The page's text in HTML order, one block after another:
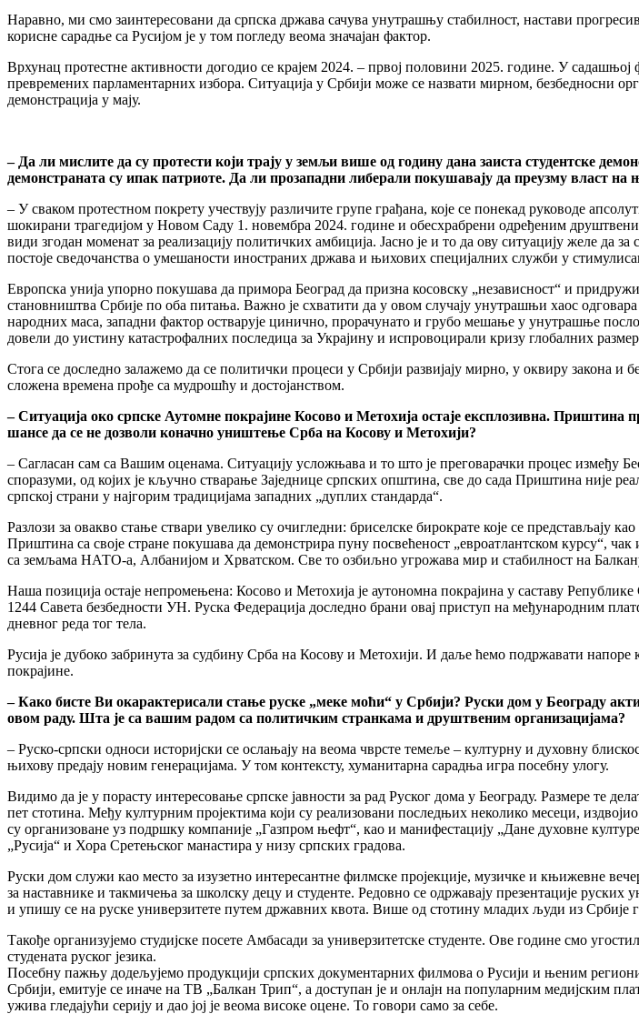
Наравно, ми смо заинтересовани да српска држава сачува унутрашњу стабилност, настави
корисне сарадње са Русијом је у том погледу веома значајан фактор.
Врхунац протестне активности догодио се крајем 2024. – првој половини 2025. године. У
превремених парламентарних избора. Ситуација у Србији може се назвати мирном, безбедносни
демонстрација у мају.
– Да ли мислите да су протести који трају у земљи више од годину дана заиста студентске
демонстраната су ипак патриоте. Да ли прозападни либерали покушавају да преузму власт
– У сваком протестном покрету учествују различите групе грађана, које се понекад руководе
шокирани трагедијом у Новом Саду 1. новембра 2024. године и обесхрабрени одређеним
види згодан моменат за реализацију политичких амбиција. Јасно је и то да ову ситуацију желе да
постоје сведочанства о умешаности иностраних држава и њихових специјалних служби у
Европска унија упорно покушава да примора Београд да призна косовску „независност“ и
становништва Србије по оба питања. Важно је схватити да у овом случају унутрашњи хаос
народних маса, западни фактор остварује цинично, прорачунато и грубо мешање у унутрашње
довели до уистину катастрофалних последица за Украјину и испровоцирали кризу глобалних
Стога се доследно залажемо да се политички процеси у Србији развијају мирно, у оквиру закона
сложена времена прође са мудрошћу и достојанством.
– Ситуација око српске Аутомне покрајине Косово и Метохија остаје експлозивна.
шансе да се не дозволи коначно уништење Срба на Косову и Метохији?
– Сагласан сам са Вашим оценама. Ситуацију усложњава и то што је преговарачки процес између
споразуми, од којих је кључно стварање Заједнице српских општина, све до сада Приштина није
српској страни у најгорим традицијама западних „дуплих стандарда“.
Разлози за овакво стање ствари увелико су очигледни: бриселске бирократе које се представљају
Приштина са своје стране покушава да демонстрира пуну посвећеност „евроатлантском курсу“,
са земљама НАТО-а, Албанијом и Хрватском. Све то озбиљно угрожава мир и стабилност на
Наша позиција остаје непромењена: Косово и Метохија је аутономна покрајина у саставу
1244 Савета безбедности УН. Руска Федерација доследно брани овај приступ на међународним
дневног реда тог тела.
Русија је дубоко забринута за судбину Срба на Косову и Метохији. И даље ћемо подржавати
покрајине.
– Како бисте Ви окарактерисали стање руске „меке моћи“ у Србији? Руски дом у Београду
овом раду. Шта је са вашим радом са политичким странкама и друштвеним организацијама?
– Руско-српски односи историјски се ослањају на веома чврсте темеље – културну и духовну
њихову предају новим генерацијама. У том контексту, хуманитарна сарадња игра посебну улогу.
Видимо да је у порасту интересовање српске јавности за рад Руског дома у Београду. Размере те
пет стотина. Међу културним пројектима који су реализовани последњих неколико месеци,
су организоване уз подршку компаније „Газпром њефт“, као и манифестацију „Дане духовне
„Русија“ и Хора Сретењског манастира у низу српских градова.
Руски дом служи као место за изузетно интересантне филмске пројекције, музичке и књижевне
за наставнике и такмичења за школску децу и студенте. Редовно се одржавају презентације
и упишу се на руске универзитете путем државних квота. Више од стотину младих људи из Србије
Такође организујемо студијске посете Амбасади за универзитетске студенте. Ове године смо
студената руског језика.
Посебну пажњу додељујемо продукцији српских документарних филмова о Русији и њеним
Србији, емитује се иначе на ТВ „Балкан Трип“, а доступан је и онлајн на популарним медијским
ужива гледајући серију и дао јој је веома високе оцене. То говори само за себе.